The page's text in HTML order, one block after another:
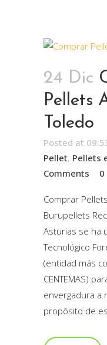
24 Dic
Pellets
Toledo
Posted at
Pellet, Pellets
Comments
0
Comprar
Burupellets
Asturias se ha
Tecnológico
(entidad más
CENTEMAS)
envergadura a
propósito de